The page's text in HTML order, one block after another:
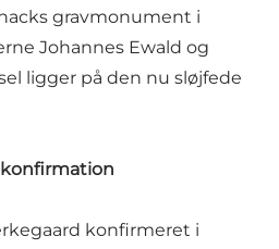
gravmonument i
Johannes Ewald og
ligger på den nu sløjfede
konfirmeret i